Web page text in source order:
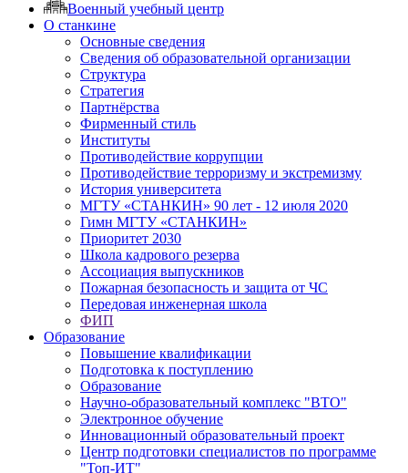
Военный учебный центр
О станкине
Основные сведения
Сведения об образовательной организации
Структура
Стратегия
Партнёрства
Фирменный стиль
Институты
Противодействие коррупции
Противодействие терроризму и экстремизму
История университета
МГТУ «СТАНКИН» 90 лет - 12 июля 2020
Гимн МГТУ «СТАНКИН»
Приоритет 2030
Школа кадрового резерва
Ассоциация выпускников
Пожарная безопасность и защита от ЧС
Передовая инженерная школа
ФИП
Образование
Повышение квалификации
Подготовка к поступлению
Образование
Научно-образовательный комплекс "ВТО"
Электронное обучение
Инновационный образовательный проект
Центр подготовки специалистов по программе
"Топ-ИТ"